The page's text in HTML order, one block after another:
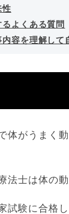
性
よくある質問
容を理解して
体がうまく
法士は体の
試験に合格